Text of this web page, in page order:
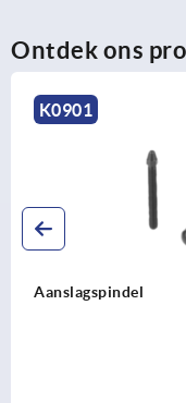
Ontdek ons
K0739
Stelvoeten staal of